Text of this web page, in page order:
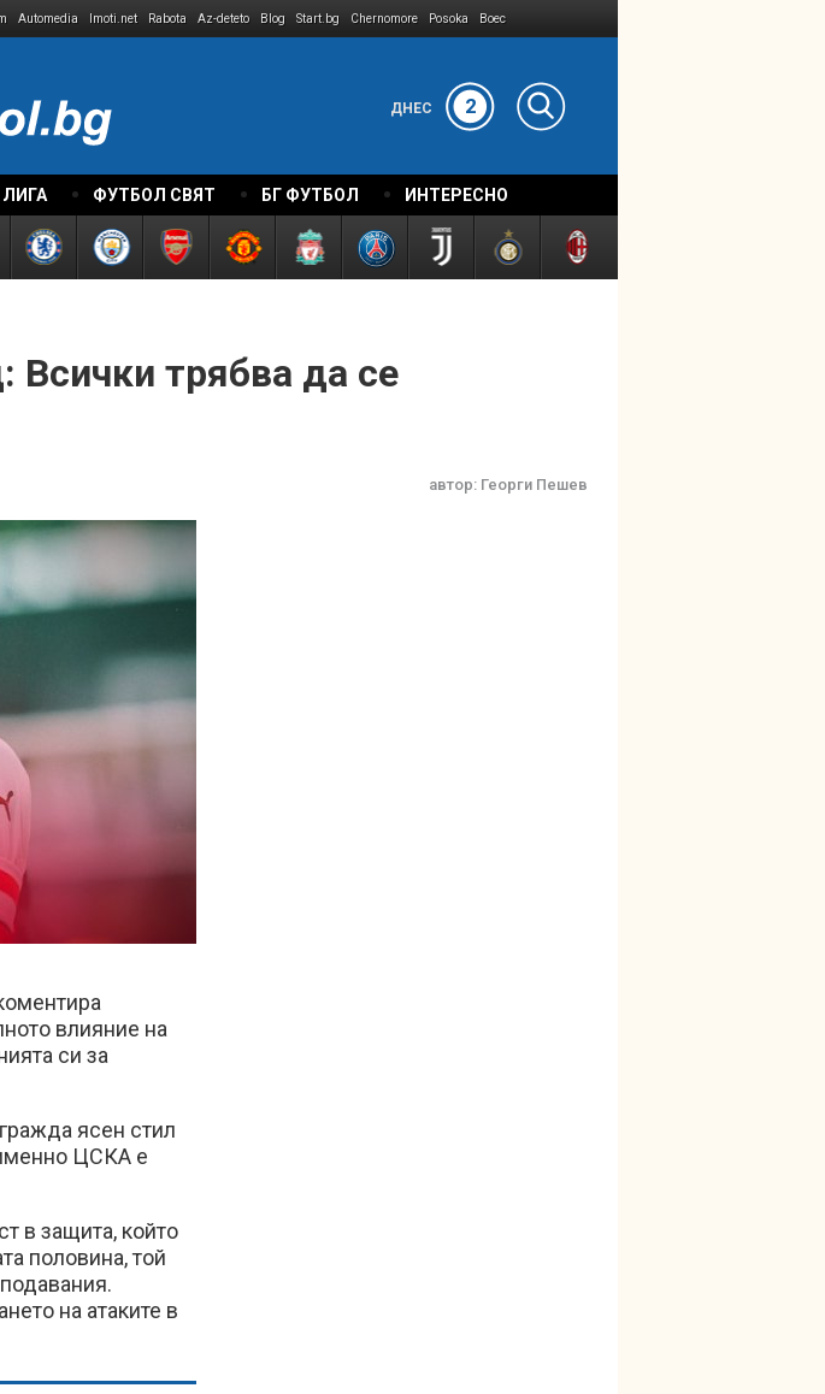
Automedia Imoti.net Rabota Az-deteto Blog Start.bg Chernomore Posoka Boec
ДНЕС 2
ФУТБОЛ СВЯТ БГ ФУТБОЛ ИНТЕРЕСНО
трябва да се
автор: Георги Пешев
влияние на
си за
ясен стил
именно ЦСКА е
в защита, който
половина, той
на атаките в